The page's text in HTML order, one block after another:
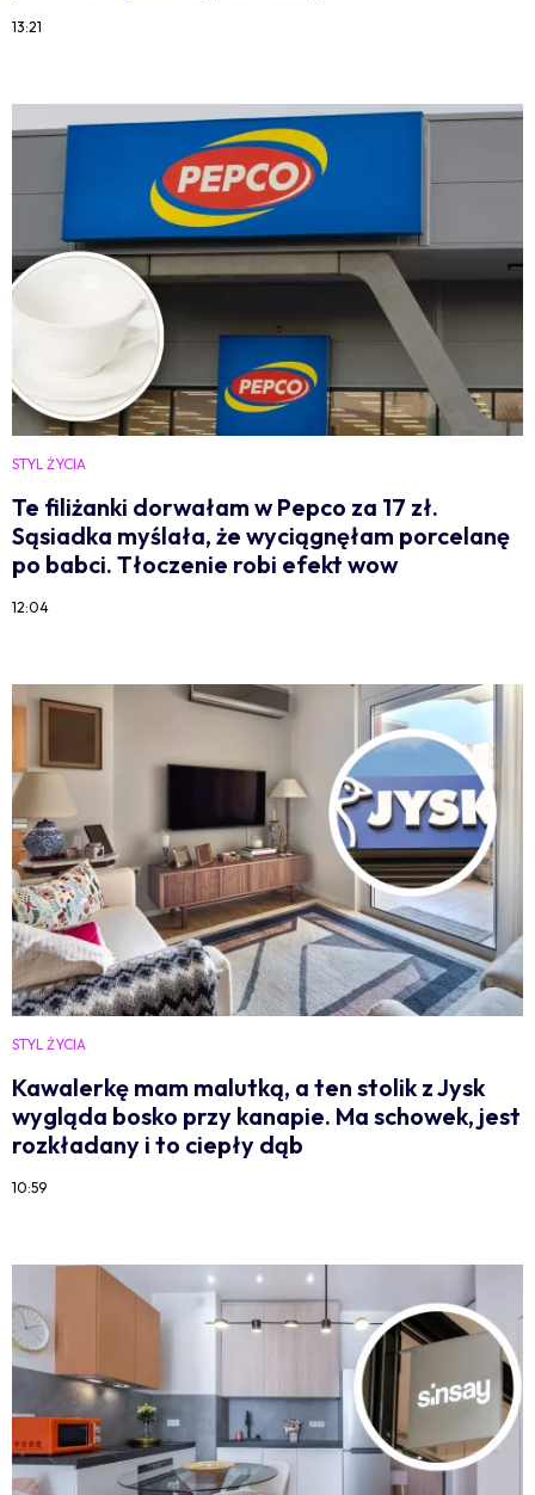
13:21
STYL ŻYCIA
Te filiżanki dorwałam w Pepco za 17 zł.
Sąsiadka myślała, że wyciągnęłam porcelanę
po babci. Tłoczenie robi efekt wow
12:04
STYL ŻYCIA
Kawalerkę mam malutką, a ten stolik z Jysk
wygląda bosko przy kanapie. Ma schowek, jest
rozkładany i to ciepły dąb
10:59